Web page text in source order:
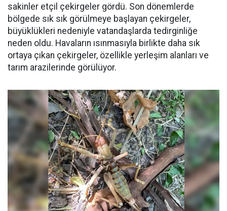
sakinler etçil çekirgeler gördü. Son dönemlerde
bölgede sık sık görülmeye başlayan çekirgeler,
büyüklükleri nedeniyle vatandaşlarda tedirginliğe
neden oldu. Havaların ısınmasıyla birlikte daha sık
ortaya çıkan çekirgeler, özellikle yerleşim alanları ve
tarım arazilerinde görülüyor.